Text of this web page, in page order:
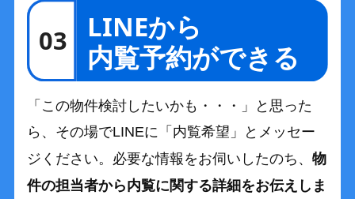
「この物件検討したいかも・・・」と思った
ら、その場でLINEに「内覧希望」とメッセー
ジください。必要な情報をお伺いしたのち、 物
件の担当者から内覧に関する詳細をお伝えしま